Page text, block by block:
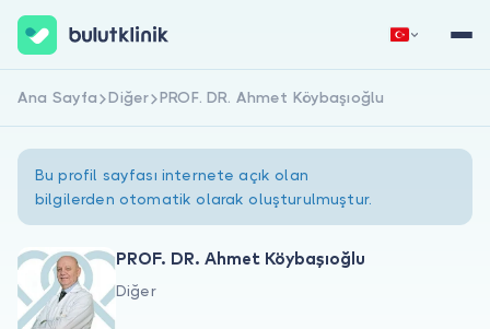
Hakkımızda
Hemen Kaydol Giriş Yap
Ana Sayfa Diğer PROF. DR. Ahmet Köybaşıoğlu
Bu profil sayfası internete açık olan
bilgilerden otomatik olarak oluşturulmuştur.
PROF. DR. Ahmet Köybaşıoğlu
Diğer